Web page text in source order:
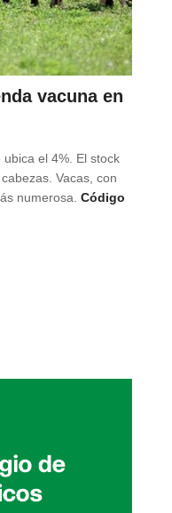
vacuna en
el 4%. El stock
Vacas, con
numerosa. Código